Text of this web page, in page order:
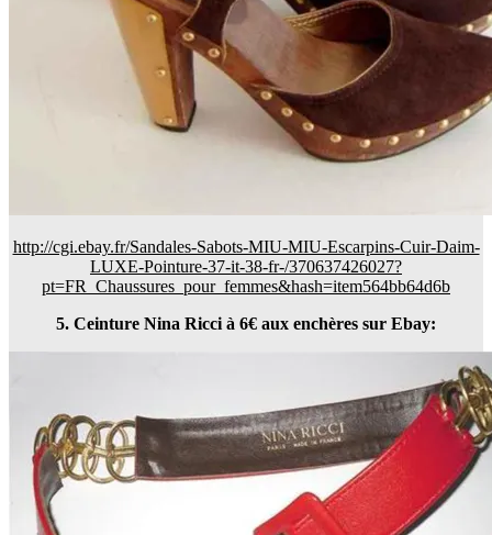
http://cgi.ebay.fr/Sandales-Sabots-MIU-MIU-Escarpins-Cuir-Daim-
LUXE-Pointure-37-it-38-fr-/370637426027?
pt=FR_Chaussures_pour_femmes&hash=item564bb64d6b
5. Ceinture Nina Ricci à 6€ aux enchères sur Ebay: